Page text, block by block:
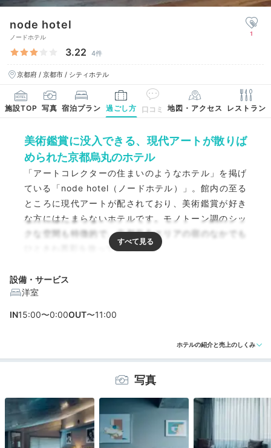
node hotel
ノードホテル
3.22 4件
京都府 / 京都市 / シティホテル
1
施設TOP 写真 宿泊プラン 過ごし方 口コミ 地図・アクセス レストラン
美術鑑賞に没入できる、現代アートが散りば
められた京都烏丸のホテル
「アートコレクターの住まいのようなホテル」を掲げ
ている「node hotel（ノードホテル）」。館内の至る
ところに現代アートが配されており、美術鑑賞が好き
な方にはたまらないホテルです。モノトーン調のシッ
クな空間も特徴的で、京都烏丸エリアの宿のなかでも
ひときわ異彩を放っています。
編集部おすすめの３つのポイント
建築美と現代アートが調和する館内で、一味違ったホテ
ルステイ
設備・サービス
洋室
IN15:00〜0:00OUT〜11:00
ホテルの紹介と売上のしくみ
写真